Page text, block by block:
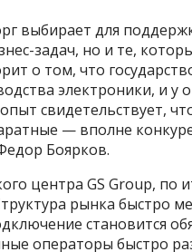
выбирает для
задач, но и те,
о том, что
электроники, и
свидетельствует,
— вполне
Боярков.
центра GS Group,
рынка быстро
становится
операторы быстро